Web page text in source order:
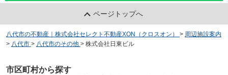
ページトップへ
八代市の不動産｜株式会社セレクト不動産XON（クロスオン） > 周辺施設案内
> 八代市 > 八代市のその他 > 株式会社日東ビル
市区町村から探す